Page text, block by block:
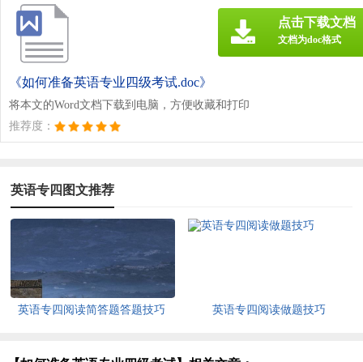
《如何准备英语专业四级考试.doc》
将本文的Word文档下载到电脑，方便收藏和打印
推荐度：
点击下载文档
文档为doc格式
英语专四图文推荐
英语专四阅读简答题答题技巧 英语专四阅读做题技巧